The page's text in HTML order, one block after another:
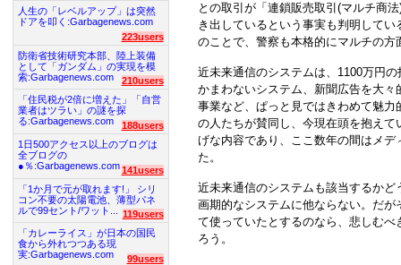
との取引が「連鎖販売取引(マルチ商
き出しているという事実も判明して
のことで、警察も本格的にマルチの方
近未来通信のシステムは、1100万円
かまわないシステム、新聞広告を大
事業など、ぱっと見ではきわめて魅
の人たちが賛同し、今現在頭を抱え
げな内容であり、ここ数年の間はメ
た。
近未来通信のシステムも該当するか
画期的なシステムに他ならない。だ
て使っていたとするのなら、悲しむ
ろう。
人生の「レベルアップ」は突然
ドアを叩く:Garbagenews.com
223users
防衛省技術研究本部、陸上装備
として「ガンダム」の実現を模
索:Garbagenews.com
210users
「住民税が2倍に増えた」「自営
業者はツラい」の謎を探
る:Garbagenews.com
188users
1日500アクセス以上のブログは
全ブログの
●％:Garbagenews.com 141users
「1か月で元が取れます!」 シリ
コン不要の太陽電池、薄型パネ
ルで99セント/ワット...
119users
「カレーライス」が日本の国民
食から外れつつある現
実:Garbagenews.com
99users